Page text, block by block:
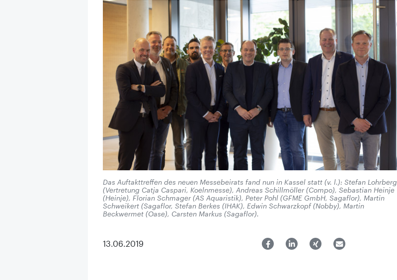
Das Auftakttreffen des neuen Messebeirats fand nun in Kassel statt (v. l.): Stefan Lohrberg
(Vertretung Catja Caspari, Koelnmesse), Andreas Schillmöller (Compo), Sebastian Heinje
(Heinje), Florian Schmager (AS Aquaristik), Peter Pohl (GFME GmbH, Sagaflor), Martin
Schweikert (Sagaflor, Stefan Berkes (IHAK), Edwin Schwarzkopf (Nobby), Martin
Beckwermet (Oase), Carsten Markus (Sagaflor).
13.06.2019